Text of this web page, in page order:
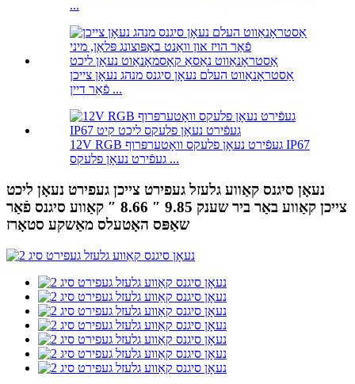
...
אַסטראָנאַווט העלם נעאָן סיגנס מנהג נעאָן צייכן
פֿאַר דיין ...
12V RGB געפֿירט נעאָן פלעקס וואָטערפּרוף IP67
געפֿירט נעאָן פלעקס ...
נעאָן סיגנס קאַווע גלעזל געפירט צייכן געפירט נעאָן ליכט
צייכן קאַווע באַר ביר שענק 9.85 ″ 8.66 ″ קאַווע סיגנס פֿאַר
שאַפּס האָטעלס מאַשקע סטאָרז